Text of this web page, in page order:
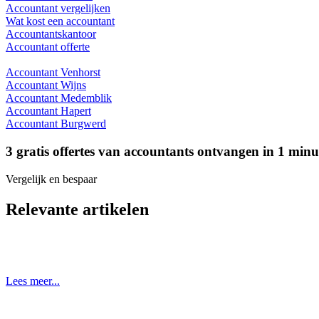
Accountant vergelijken
Wat kost een accountant
Accountantskantoor
Accountant offerte
Accountant Venhorst
Accountant Wijns
Accountant Medemblik
Accountant Hapert
Accountant Burgwerd
3 gratis offertes van accountants ontvangen in 1
Vergelijk en bespaar
Relevante artikelen
Lees meer...